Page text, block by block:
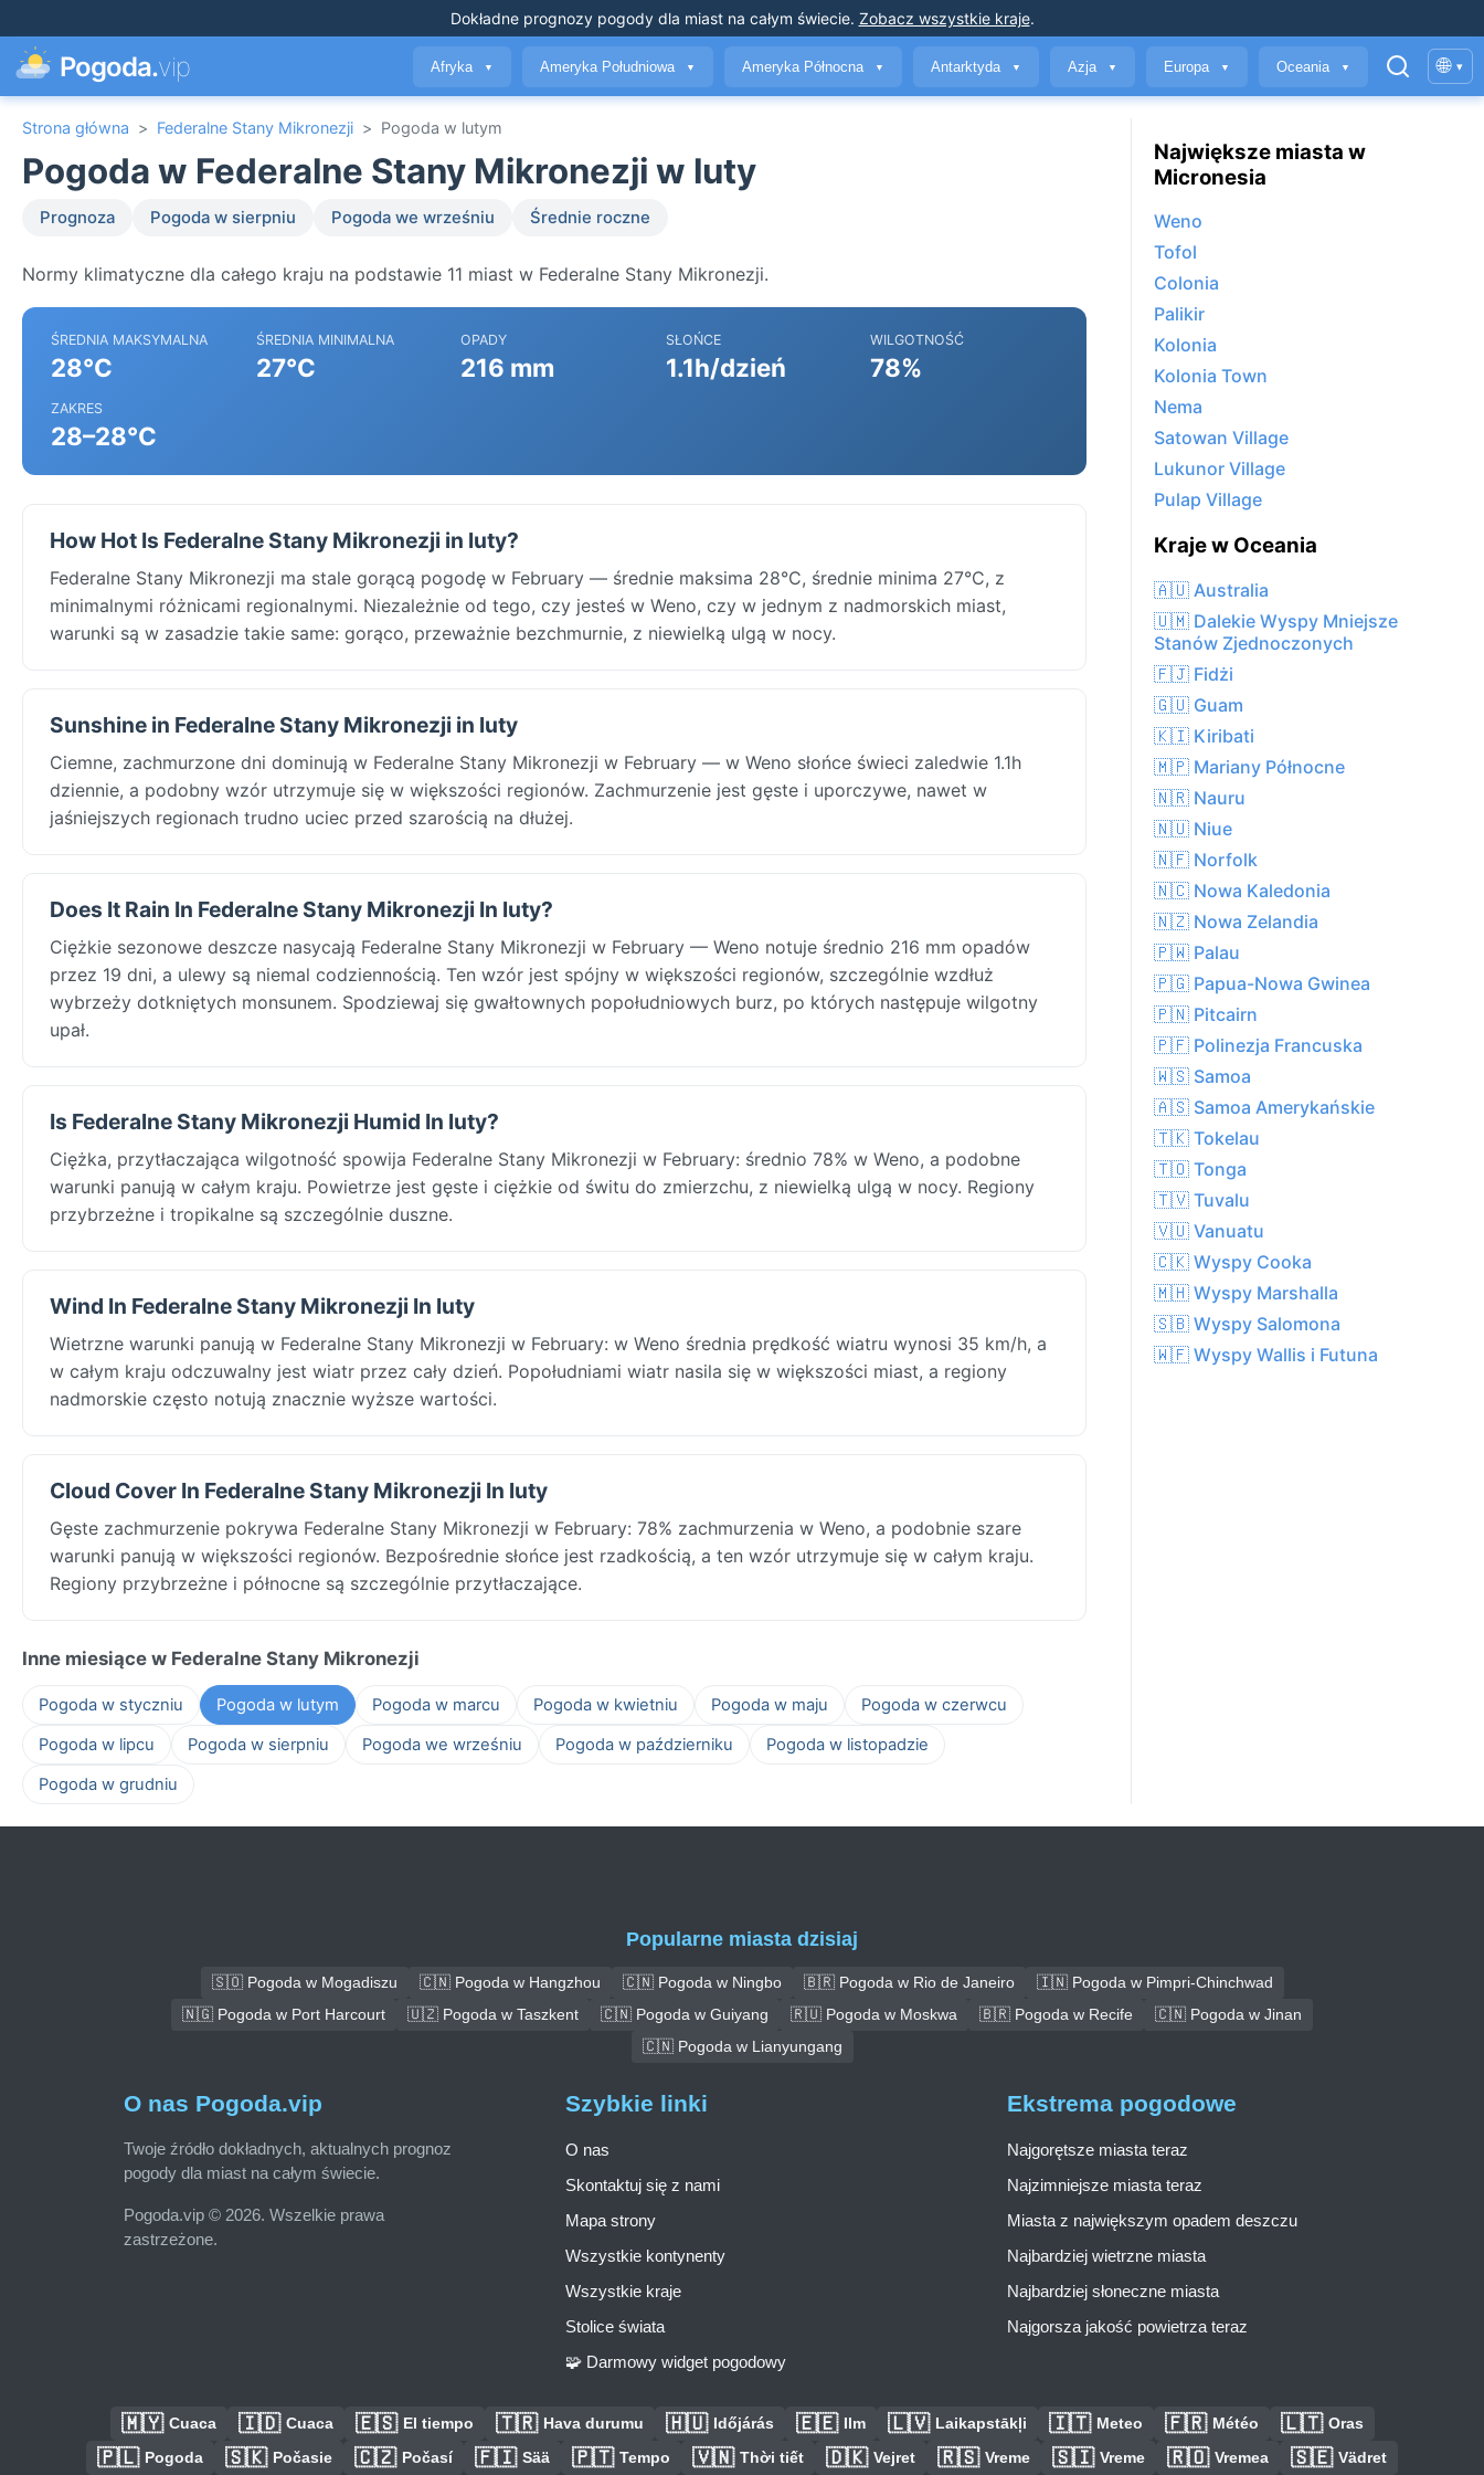
Dokładne prognozy pogodydla miast na całym świecie. Zobacz wszystkie kraje.
Pogoda.vip Afryka ▼ Ameryka Południowa ▼ Ameryka Północna ▼ Antarktyda ▼ Azja ▼ Europa ▼ Oceania ▼ 🌐 ▾
Strona główna > Federalne Stany Mikronezji > Pogoda w lutym
Pogoda w Federalne Stany Mikronezji w luty
Prognoza Pogoda w sierpniu Pogoda we wrześniu Średnie roczne
Normy klimatyczne dla całego kraju na podstawie 11 miast w Federalne Stany Mikronezji.
ŚREDNIA MAKSYMALNA
28°C
ŚREDNIA MINIMALNA
27°C
OPADY
216 mm
SŁOŃCE
1.1h/dzień
WILGOTNOŚĆ
78%
ZAKRES
28–28°C
How Hot Is Federalne Stany Mikronezji in luty?
Federalne Stany Mikronezji ma stale gorącą pogodę w February — średnie maksima 28°C, średnie minima 27°C, z
minimalnymi różnicami regionalnymi. Niezależnie od tego, czy jesteś w Weno, czy w jednym z nadmorskich miast,
warunki są w zasadzie takie same: gorąco, przeważnie bezchmurnie, z niewielką ulgą w nocy.
Sunshine in Federalne Stany Mikronezji in luty
Ciemne, zachmurzone dni dominują w Federalne Stany Mikronezji w February — w Weno słońce świeci zaledwie 1.1h
dziennie, a podobny wzór utrzymuje się w większości regionów. Zachmurzenie jest gęste i uporczywe, nawet w
jaśniejszych regionach trudno uciec przed szarością na dłużej.
Does It Rain In Federalne Stany Mikronezji In luty?
Ciężkie sezonowe deszcze nasycają Federalne Stany Mikronezji w February — Weno notuje średnio 216 mm opadów
przez 19 dni, a ulewy są niemal codziennością. Ten wzór jest spójny w większości regionów, szczególnie wzdłuż
wybrzeży dotkniętych monsunem. Spodziewaj się gwałtownych popołudniowych burz, po których następuje wilgotny
upał.
Is Federalne Stany Mikronezji Humid In luty?
Ciężka, przytłaczająca wilgotność spowija Federalne Stany Mikronezji w February: średnio 78% w Weno, a podobne
warunki panują w całym kraju. Powietrze jest gęste i ciężkie od świtu do zmierzchu, z niewielką ulgą w nocy. Regiony
przybrzeżne i tropikalne są szczególnie duszne.
Wind In Federalne Stany Mikronezji In luty
Wietrzne warunki panują w Federalne Stany Mikronezji w February: w Weno średnia prędkość wiatru wynosi 35 km/h, a
w całym kraju odczuwalny jest wiatr przez cały dzień. Popołudniami wiatr nasila się w większości miast, a regiony
nadmorskie często notują znacznie wyższe wartości.
Cloud Cover In Federalne Stany Mikronezji In luty
Gęste zachmurzenie pokrywa Federalne Stany Mikronezji w February: 78% zachmurzenia w Weno, a podobnie szare
warunki panują w większości regionów. Bezpośrednie słońce jest rzadkością, a ten wzór utrzymuje się w całym kraju.
Regiony przybrzeżne i północne są szczególnie przytłaczające.
Inne miesiące w Federalne Stany Mikronezji
Pogoda w styczniu Pogoda w lutym Pogoda w marcu Pogoda w kwietniu Pogoda w maju
Pogoda w czerwcu
Pogoda w lipcu
Pogoda w sierpniu Pogoda we wrześniu Pogoda w październiku
Pogoda w listopadzie
Pogoda w grudniu
Największe miasta w
Micronesia
Weno
Tofol
Colonia
Palikir
Kolonia
Kolonia Town
Nema
Satowan Village
Lukunor Village
Pulap Village
Kraje w Oceania
🇦🇺 Australia
🇺🇲 Dalekie Wyspy Mniejsze
Stanów Zjednoczonych
🇫🇯 Fidżi
🇬🇺 Guam
🇰🇮 Kiribati
🇲🇵 Mariany Północne
🇳🇷 Nauru
🇳🇺 Niue
🇳🇫 Norfolk
🇳🇨 Nowa Kaledonia
🇳🇿 Nowa Zelandia
🇵🇼 Palau
🇵🇬 Papua-Nowa Gwinea
🇵🇳 Pitcairn
🇵🇫 Polinezja Francuska
🇼🇸 Samoa
🇦🇸 Samoa Amerykańskie
🇹🇰 Tokelau
🇹🇴 Tonga
🇹🇻 Tuvalu
🇻🇺 Vanuatu
🇨🇰 Wyspy Cooka
🇲🇭 Wyspy Marshalla
🇸🇧 Wyspy Salomona
🇼🇫 Wyspy Wallis i Futuna
Popularne miasta dzisiaj
🇸🇴 Pogoda w Mogadiszu 🇨🇳 Pogoda w Hangzhou 🇨🇳 Pogoda w Ningbo 🇧🇷 Pogoda w Rio de Janeiro
🇮🇳 Pogoda w Pimpri-Chinchwad
🇳🇬 Pogoda w Port Harcourt
🇺🇿 Pogoda w Taszkent 🇨🇳 Pogoda w Guiyang 🇷🇺 Pogoda w Moskwa 🇧🇷 Pogoda w Recife
🇨🇳 Pogoda w Jinan
🇨🇳 Pogoda w Lianyungang
O nas Pogoda.vip
Twoje źródło dokładnych, aktualnych prognoz
pogody dla miast na całym świecie.
Pogoda.vip © 2026. Wszelkie prawa
zastrzeżone.
Szybkie linki
O nas
Skontaktuj się z nami
Mapa strony
Wszystkie kontynenty
Wszystkie kraje
Stolice świata
🧩 Darmowy widget pogodowy
Ekstrema pogodowe
Najgorętsze miasta teraz
Najzimniejsze miasta teraz
Miasta z największym opadem deszczu
Najbardziej wietrzne miasta
Najbardziej słoneczne miasta
Najgorsza jakość powietrza teraz
🇲🇾 Cuaca 🇮🇩 Cuaca 🇪🇸 El tiempo 🇹🇷 Hava durumu 🇭🇺 Időjárás 🇪🇪 Ilm 🇱🇻 Laikapstākļi 🇮🇹 Meteo 🇫🇷 Météo 🇱🇹 Oras
🇵🇱 Pogoda 🇸🇰 Počasie 🇨🇿 Počasí 🇫🇮 Sää 🇵🇹 Tempo 🇻🇳 Thời tiết 🇩🇰 Vejret 🇷🇸 Vreme 🇸🇮 Vreme 🇷🇴 Vremea 🇸🇪 Vädret